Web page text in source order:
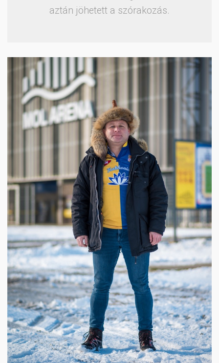
aztán jöhetett a szórakozás.